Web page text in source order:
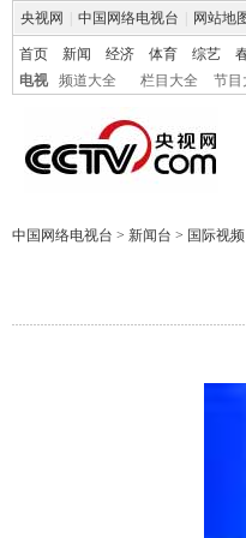
央视网 中国网络电视台 网站地
首页 新闻 经济 体育 综艺
电视
频道大全 栏目大全 节目
中国网络电视台 > 新闻台 > 国际视频